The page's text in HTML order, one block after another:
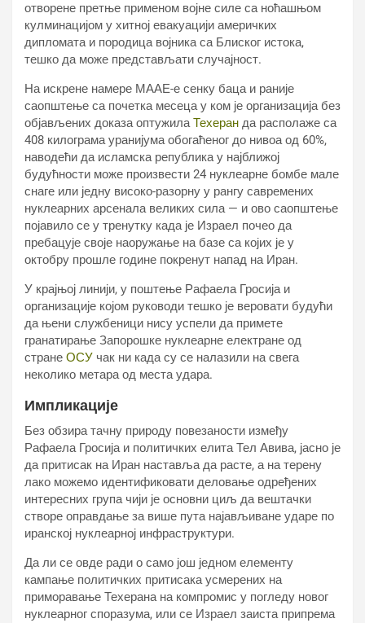
отворене претње применом војне силе са ноћашњом
кулминацијом у хитној евакуацији америчких
дипломата и породица војника са Блиског истока,
тешко да може представљати случајност.
На искрене намере МААЕ-е сенку баца и раније
саопштење са почетка месеца у ком је организација без
објављених доказа оптужилаТехеран да располаже са
408 килограма уранијума обогаћеног до нивоа од 60%,
наводећи да исламска република у најближој
будућности може произвести 24 нуклеарне бомбе мале
снаге или једну високо-разорну у рангу савремених
нуклеарних арсенала великих сила — и ово саопштење
појавило се у тренутку када је Израел почео да
пребацује своје наоружање на базе са којих је у
октобру прошле године покренут напад на Иран.
У крајњој линији, у поштење Рафаела Гросија и
организације којом руководи тешко је веровати будући
да њени службеници нису успели да примете
гранатирање Запорошке нуклеарне електране од
стране ОСУ чак ни када су се налазили на свега
неколико метара од места удара.
Импликације
Без обзира тачну природу повезаности између
Рафаела Гросија и политичких елита Тел Авива, јасно је
да притисак на Иран наставља да расте, а на терену
лако можемо идентификовати деловање одређених
интересних група чији је основни циљ да вештачки
створе оправдање за више пута најављиване ударе по
иранској нуклеарној инфраструктури.
Да ли се овде ради о само још једном елементу
кампање политичких притисака усмерених на
приморавање Техерана на компромис у погледу новог
нуклеарног споразума, или се Израел заиста припрема